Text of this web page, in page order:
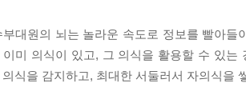
부대원의 뇌는 놀라운 속도로 정보를 빨아
이미 의식이 있고, 그 의식을 활용할 수 있
의식을 감지하고, 최대한 서둘러서 자의식을